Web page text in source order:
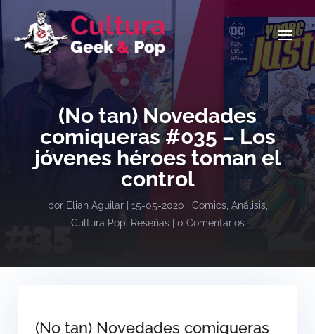
(No tan) Novedades
comiqueras #035 – Los
jóvenes héroes toman el
control
por Elian Aguilar| 15-05-2020 Comics, Análisis,
Cultura Pop
Reseñas| 0 Comentarios
(No tan) Novedades comiqueras